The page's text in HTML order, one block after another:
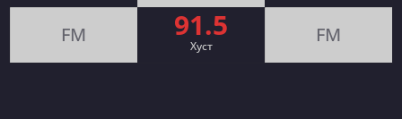
FM 91.5
Хуст FM